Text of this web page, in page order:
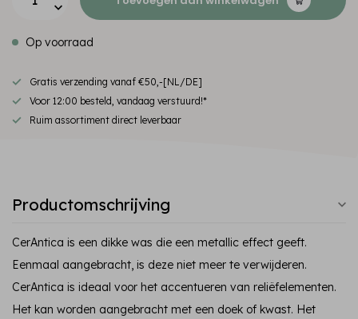
Op voorraad
Gratis verzending vanaf €50,-[NL/DE]
Voor 12:00 besteld, vandaag verstuurd!*
Ruim assortiment direct leverbaar
Productomschrijving
CerAntica is een dikke was die een metallic effect geeft.
Eenmaal aangebracht, is deze niet meer te verwijderen.
CerAntica is ideaal voor het accentueren van reliëfelementen.
Het kan worden aangebracht met een doek of kwast. Het